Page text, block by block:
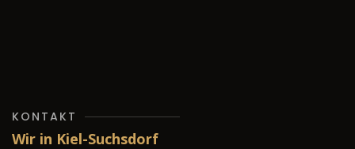
KONTAKT
Wir in Kiel-Suchsdorf